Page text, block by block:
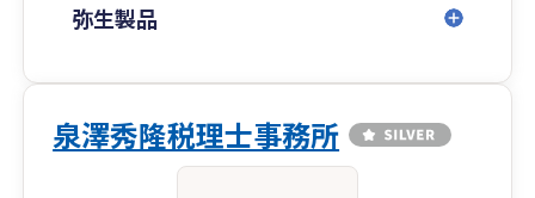
弥生製品
泉澤秀隆税理士事務所